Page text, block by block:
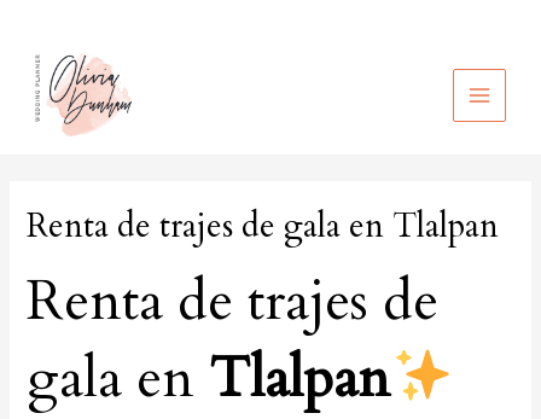
contenido
MAIN
Renta de trajes de gala en Tlalpan
Renta de trajes de
gala en Tlalpan